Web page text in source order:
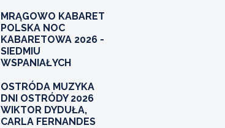
MRĄGOWO KABARET
POLSKA NOC
KABARETOWA 2026 -
SIEDMIU
WSPANIAŁYCH
OSTRÓDA MUZYKA
DNI OSTRÓDY 2026
WIKTOR DYDUŁA,
CARLA FERNANDES